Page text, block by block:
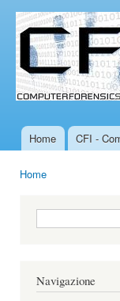
Menu principale
Home CFI -
Home
Form di ricerca
Navigazione